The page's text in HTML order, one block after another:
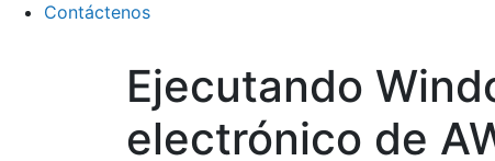
Contáctenos
Ejecutando
electrónico de